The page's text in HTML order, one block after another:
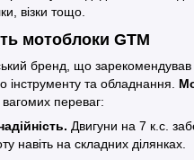
візки тощо.
мотоблоки GTM
бренд, що зарекомендував
інструменту та обладнання.
вагомих переваг:
Двигуни на 7 к.с.
навіть на складних ділянках.